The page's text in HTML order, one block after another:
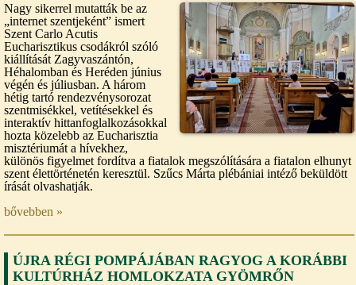
Nagy sikerrel mutatták be az
„internet szentjeként” ismert
Szent Carlo Acutis
Eucharisztikus csodákról szóló
kiállítását Zagyvaszántón,
Héhalomban és Heréden június
végén és júliusban. A három
hétig tartó rendezvénysorozat
szentmisékkel, vetítésekkel és
interaktív hittanfoglalkozásokkal
hozta közelebb az Eucharisztia
misztériumát a hívekhez,
különös figyelmet fordítva a fiatalok megszólítására a fiatalon elhunyt
szent élettörténetén keresztül. Szűcs Márta plébániai intéző beküldött
írását olvashatják.
bővebben »
ÚJRA RÉGI POMPÁJÁBAN RAGYOG A KORÁBBI
KULTÚRHÁZ HOMLOKZATA GYÖMRŐN